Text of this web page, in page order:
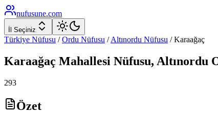
nufusune.com
İl Seçiniz
Türkiye Nüfusu / Ordu Nüfusu / Altınordu Nüfusu /Karaağaç
Karaağaç Mahallesi Nüfusu, Altınordu
293
Özet